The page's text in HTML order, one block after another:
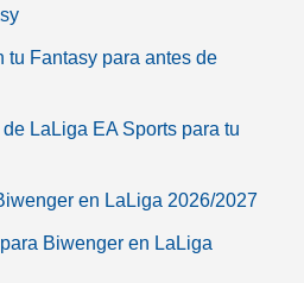
tu Fantasy para antes de
LaLiga EA Sports para tu
en LaLiga 2026/2027
Biwenger en LaLiga